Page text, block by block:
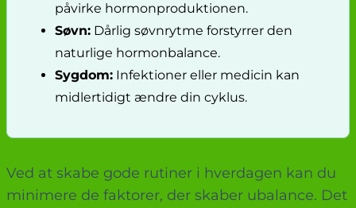
påvirke hormonproduktionen.
Søvn: Dårlig søvnrytme forstyrrer den
naturlige hormonbalance.
Sygdom: Infektioner eller medicin kan
midlertidigt ændre din cyklus.
Ved at skabe gode rutiner i hverdagen kan du
minimere de faktorer, der skaber ubalance. Det